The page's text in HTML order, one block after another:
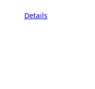
Details